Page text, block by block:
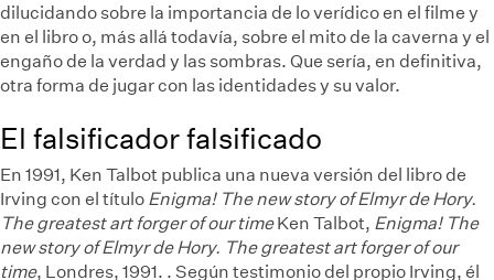
dilucidando sobre la importancia de lo verídico en el filme y
en el libro o, más allá todavía, sobre el mito de la caverna y el
engaño de la verdad y las sombras. Que sería, en definitiva,
otra forma de jugar con las identidades y su valor.
El falsificador falsificado
En 1991, Ken Talbot publica una nueva versión del libro de
Irving con el título Enigma! The new story of Elmyr de Hory.
The greatest art forger of our time Ken Talbot, Enigma! The
new story of Elmyr de Hory. The greatest art forger of our
time, Londres, 1991. . Según testimonio del propio Irving, él